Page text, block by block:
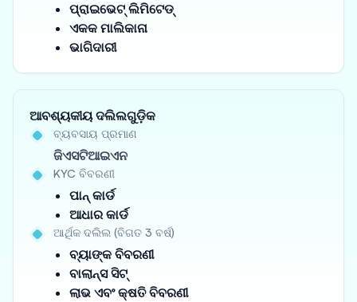
ପ୍ରାଇଭେଟ୍ ଲିମିଟେଡ୍
ଏକକ ମାଲିକାନା
ଭାଗିଦାରୀ
ଆବଶ୍ୟକୀୟ ଦଲିଲଗୁଡ଼ିକ
ବ୍ୟବସାୟ ପ୍ରମାଣ
ଜିଏସଟିଆଇଏନ
KYC ବିବରଣୀ
ପାନ୍ କାର୍ଡ
ଆଧାର କାର୍ଡ
ଆର୍ଥିକ ଦଲିଲ (ବିଗତ 3 ବର୍ଷ)
ବ୍ୟାଙ୍କ ବିବରଣୀ
ବାଲାନ୍ସ ସିଟ୍
ଲାଭ ଏବଂ କ୍ଷତି ବିବରଣୀ